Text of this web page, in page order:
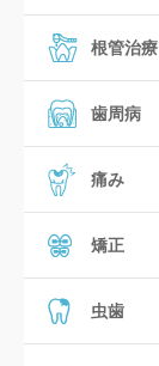
根管治療
歯周病
痛み
矯正
虫歯